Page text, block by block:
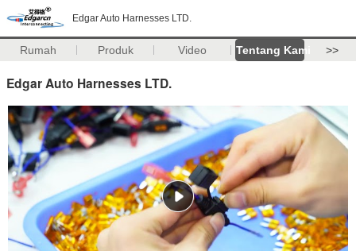
Edgar Auto Harnesses LTD.
Rumah Produk Video Tentang Kami >>
Edgar Auto Harnesses LTD.